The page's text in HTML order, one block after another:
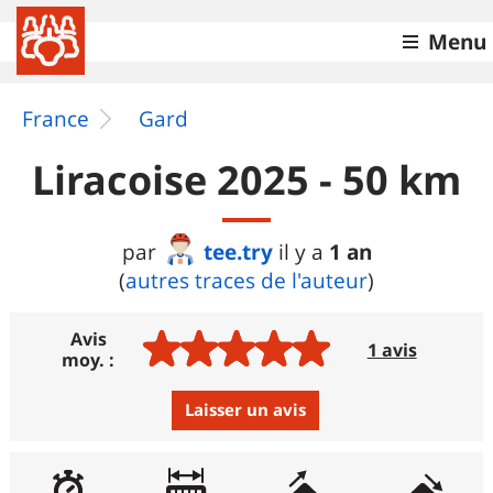
Menu
France Gard
Liracoise 2025 - 50 km
par tee.try il y a 1 an
(autres traces de l'auteur)
Avis
moy. :
1 avis
Laisser un avis